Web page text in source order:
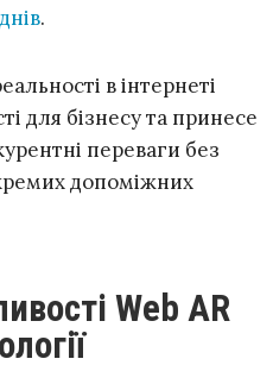
.
в інтернеті
для бізнесу та принесе
переваги без
допоміжних